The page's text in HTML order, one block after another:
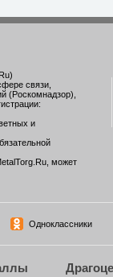
связи,
(Роскомнадзор),
и
может
Одноклассники